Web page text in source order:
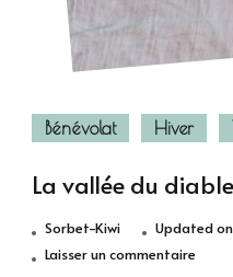
Bénévolat Hiver
La vallée du
Sorbet-Kiwi Updated on
Laisser un commentairesur